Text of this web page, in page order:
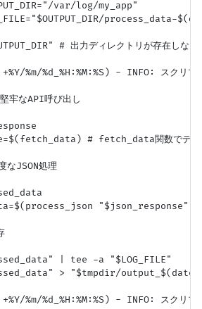
var/log/my_app"
process_data-
# 出力ディレクトリが存在しない
%m/%d_%H:%M:%S) - INFO: スクリプ
牢なAPI呼び出し
# fetch_data関数でデー
なJSON処理
"$json_response") #
| tee -a "$LOG_FILE"
> "$tmpdir/output_$(date
%m/%d_%H:%M:%S) - INFO: スクリプ